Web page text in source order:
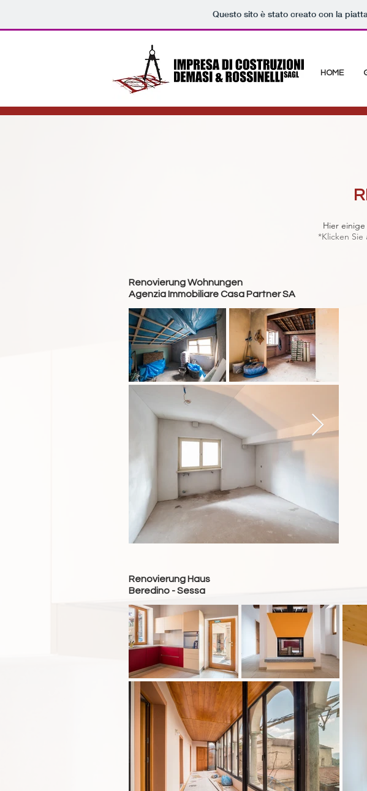
Questo sito è stato creato con la
HOME
Hier
*Klicken Sie
Renovierung Wohnungen
Agenzia Immobiliare Casa Partner SA
Renovierung Haus
Beredino - Sessa